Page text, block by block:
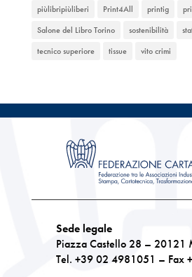
piùlibripiùliberi
Print4All printig
Salone del Libro Torino
sostenibilità
tecnico superiore
tissue vito crimi
Sede legale
Piazza Castello 28 – 20121
Tel. +39 02 4981051 – Fax